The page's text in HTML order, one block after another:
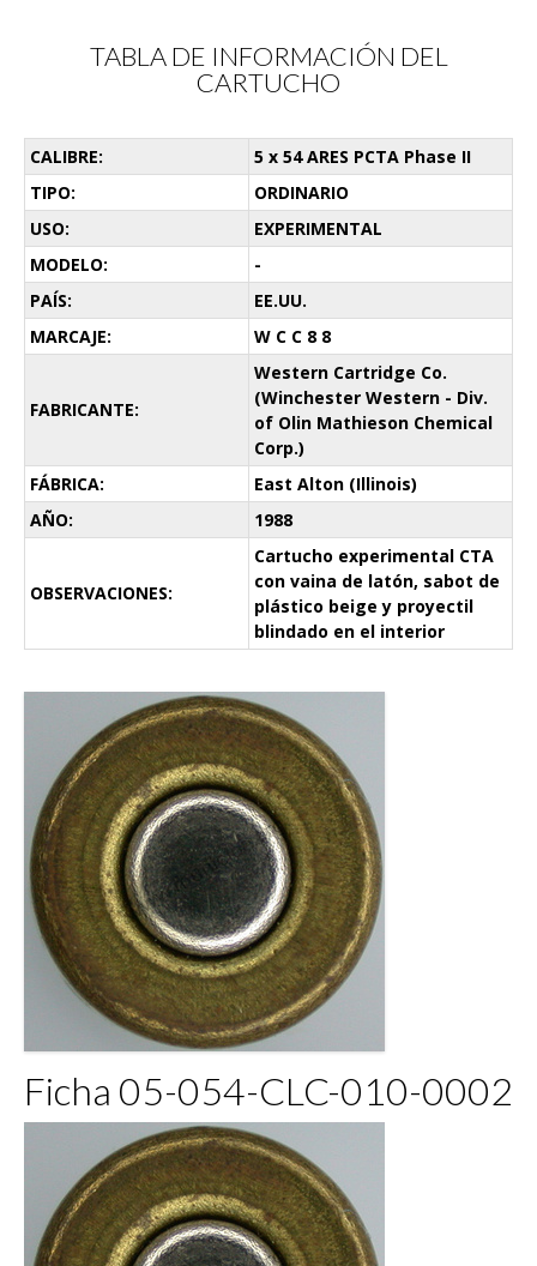
TABLA DE INFORMACIÓN DEL
CARTUCHO
CALIBRE:
5 x 54 ARES PCTA Phase II
TIPO:
ORDINARIO
USO:
EXPERIMENTAL
MODELO:
-
PAÍS:
EE.UU.
MARCAJE:
W C C 8 8
FABRICANTE:
Western Cartridge Co.
(Winchester Western - Div.
of Olin Mathieson Chemical
Corp.)
FÁBRICA:
East Alton (Illinois)
AÑO:
1988
OBSERVACIONES:
Cartucho experimental CTA
con vaina de latón, sabot de
plástico beige y proyectil
blindado en el interior
Ficha 05-054-CLC-010-0002